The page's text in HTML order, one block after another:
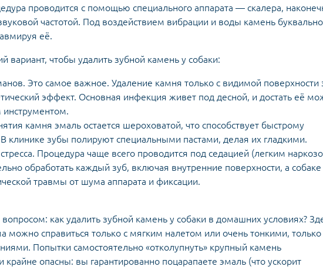
проводится с помощью специального аппарата — скалера,
частотой. Под воздействием вибрации и воды камень буквально
её.
чтобы удалить зубной камень у собаки:
Это самое важное. Удаление камня только с видимой поверхности
эффект. Основная инфекция живет под десной, и достать её
камня эмаль остается шероховатой, что способствует быстрому
клинике зубы полируют специальными пастами, делая их гладкими.
стресса. Процедура чаще всего проводится под седацией (легким
обработать каждый зуб, включая внутренние поверхности, а
травмы от шума аппарата и фиксации.
как удалить зубной камень у собаки в домашних условиях?
можно справиться только с мягким налетом или очень тонкими, только
Попытки самостоятельно «отколупнуть» крупный камень
опасны: вы гарантированно поцарапаете эмаль (что ускорит